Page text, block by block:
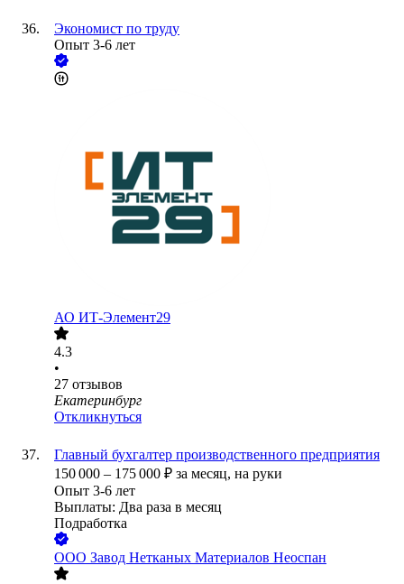
Экономист по труду
Опыт 3-6 лет
АО ИТ-Элемент29
4.3
•
27 отзывов
Екатеринбург
Откликнуться
Главный бухгалтер производственного предприятия
150 000 – 175 000 ₽ за месяц, на руки
Опыт 3-6 лет
Выплаты: Два раза в месяц
Подработка
ООО Завод Нетканых Материалов Неоспан